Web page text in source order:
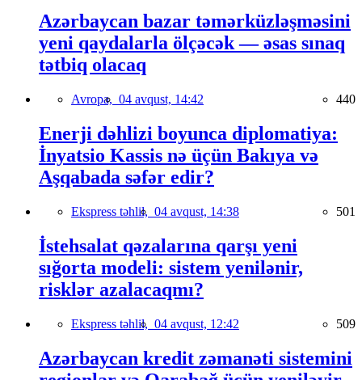
Azərbaycan bazar təmərküzləşməsini
yeni qaydalarla ölçəcək — əsas sınaq
tətbiq olacaq
Avropa, 04 avqust, 14:42 440
Enerji dəhlizi boyunca diplomatiya:
İnyatsio Kassis nə üçün Bakıya və
Aşqabada səfər edir?
Ekspress təhlil, 04 avqust, 14:38 501
İstehsalat qəzalarına qarşı yeni
sığorta modeli: sistem yenilənir,
risklər azalacaqmı?
Ekspress təhlil, 04 avqust, 12:42 509
Azərbaycan kredit zəmanəti sistemini